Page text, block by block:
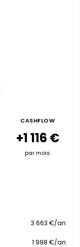
CASHFLOW
+1 116 €
par mois
3 663 €/an
1 998 €/an